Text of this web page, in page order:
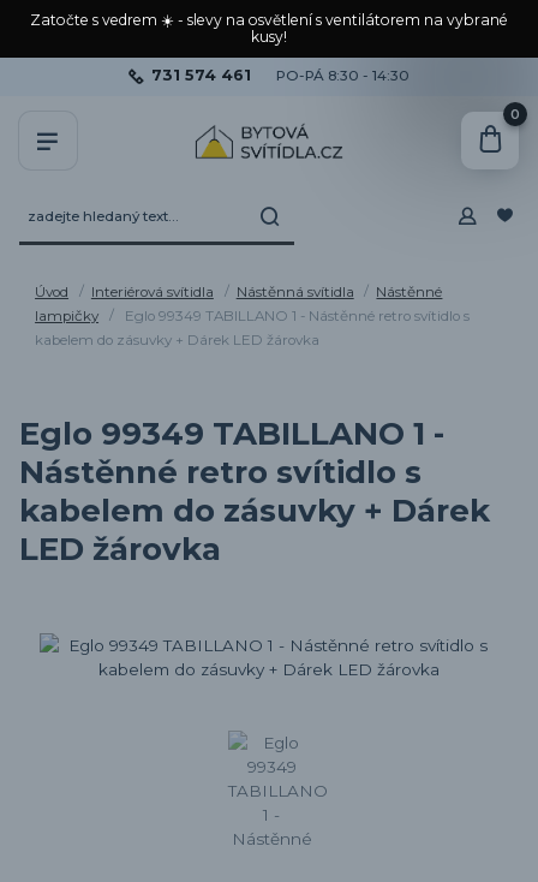
Zatočte s vedrem ☀️ - slevy na osvětlení s ventilátorem na vybrané
kusy!
731 574 461 PO-PÁ 8:30 - 14:30
0
Úvod Interiérová svítidla Nástěnná svítidla
Nástěnné
lampičky
Eglo 99349 TABILLANO 1 - Nástěnné retro svítidlo s
kabelem do zásuvky + Dárek LED žárovka
Eglo 99349 TABILLANO 1 -
Nástěnné retro svítidlo s
kabelem do zásuvky + Dárek
LED žárovka